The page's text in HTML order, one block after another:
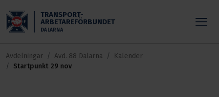
TRANSPORT-
ARBETAREFÖRBUNDET
DALARNA
Avdelningar Avd. 88 Dalarna
Kalender
Startpunkt 29 nov